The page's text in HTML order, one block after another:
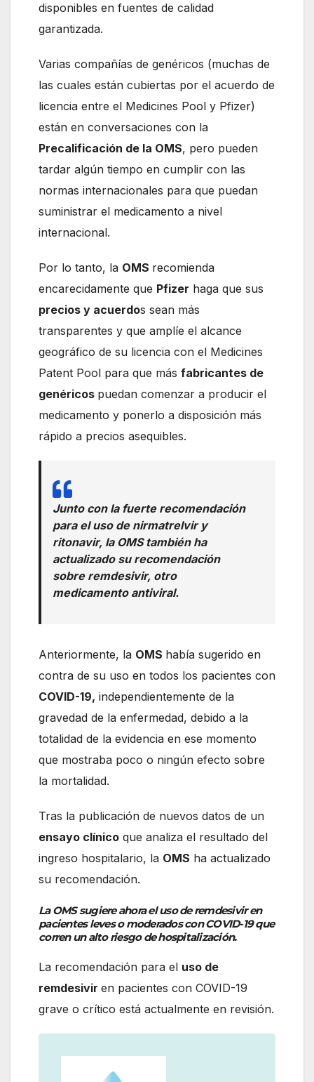
disponibles en fuentes de calidad
garantizada.
Varias compañías de genéricos (muchas de
las cuales están cubiertas por el acuerdo de
licencia entre el Medicines Pool y Pfizer)
están en conversaciones con la
Precalificación de la OMS, pero pueden
tardar algún tiempo en cumplir con las
normas internacionales para que puedan
suministrar el medicamento a nivel
internacional.
Por lo tanto, la OMS recomienda
encarecidamente que Pfizer haga que sus
precios y acuerdos sean más
transparentes y que amplíe el alcance
geográfico de su licencia con el Medicines
Patent Pool para que más fabricantes de
genéricos puedan comenzar a producir el
medicamento y ponerlo a disposición más
rápido a precios asequibles.
Junto con la fuerte recomendación
para el uso de nirmatrelvir y
ritonavir, la OMS también ha
actualizado su recomendación
sobre remdesivir, otro
medicamento antiviral.
Anteriormente, la OMS había sugerido en
contra de su uso en todos los pacientes con
COVID-19, independientemente de la
gravedad de la enfermedad, debido a la
totalidad de la evidencia en ese momento
que mostraba poco o ningún efecto sobre
la mortalidad.
Tras la publicación de nuevos datos de un
ensayo clínico que analiza el resultado del
ingreso hospitalario, la OMS ha actualizado
su recomendación.
La OMS sugiere ahora el uso de remdesivir en
pacientes leves o moderados con COVID-19 que
corren un alto riesgo de hospitalización.
La recomendación para el uso de
remdesivir en pacientes con COVID-19
grave o crítico está actualmente en revisión.